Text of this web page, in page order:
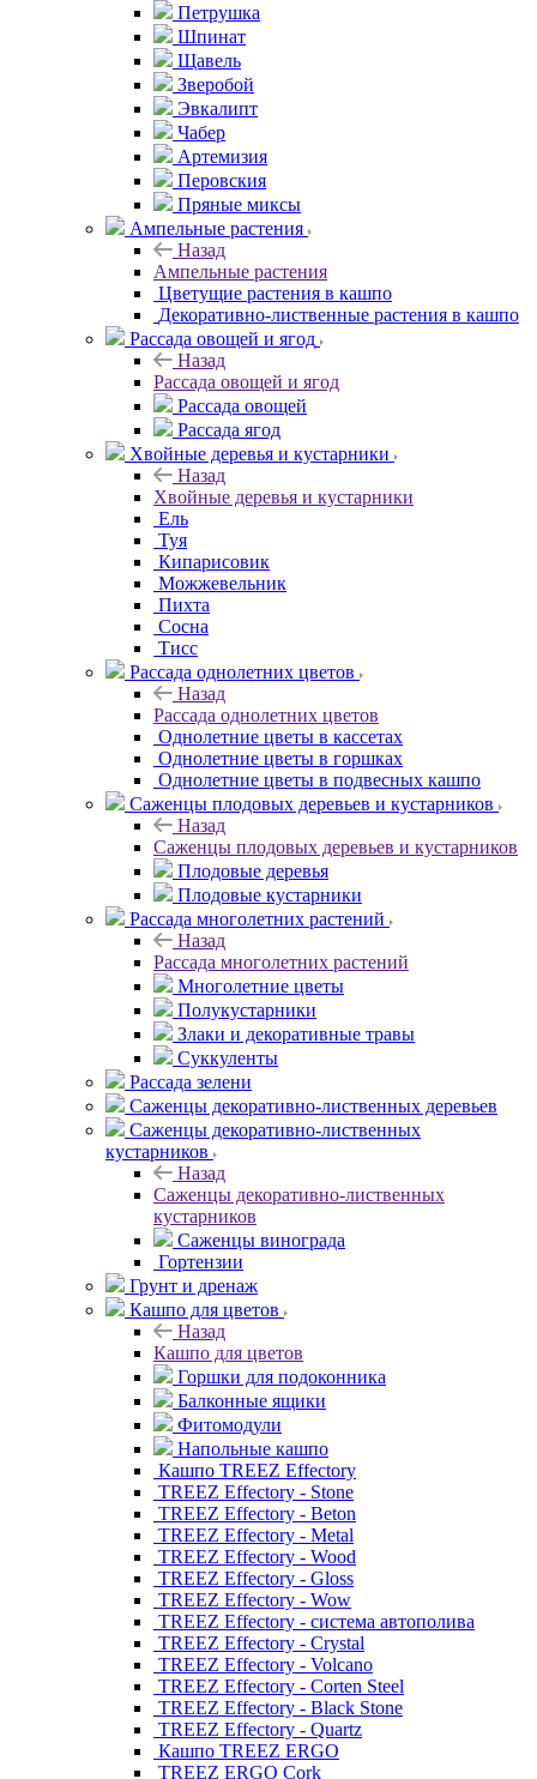
Петрушка
Шпинат
Щавель
Зверобой
Эвкалипт
Чабер
Артемизия
Перовския
Пряные миксы
Ампельные растения
Назад
Ампельные растения
Цветущие растения в кашпо
Декоративно-лиственные растения в кашпо
Рассада овощей и ягод
Назад
Рассада овощей и ягод
Рассада овощей
Рассада ягод
Хвойные деревья и кустарники
Назад
Хвойные деревья и кустарники
Ель
Туя
Кипарисовик
Можжевельник
Пихта
Сосна
Тисc
Рассада однолетних цветов
Назад
Рассада однолетних цветов
Однолетние цветы в кассетах
Однолетние цветы в горшках
Однолетние цветы в подвесных кашпо
Саженцы плодовых деревьев и кустарников
Назад
Саженцы плодовых деревьев и кустарников
Плодовые деревья
Плодовые кустарники
Рассада многолетних растений
Назад
Рассада многолетних растений
Многолетние цветы
Полукустарники
Злаки и декоративные травы
Суккуленты
Рассада зелени
Саженцы декоративно-лиственных деревьев
Саженцы декоративно-лиственных
кустарников
Назад
Саженцы декоративно-лиственных
кустарников
Саженцы винограда
Гортензии
Грунт и дренаж
Кашпо для цветов
Назад
Кашпо для цветов
Горшки для подоконника
Балконные ящики
Фитомодули
Напольные кашпо
Кашпо TREEZ Effectory
TREEZ Effectory - Stone
TREEZ Effectory - Beton
TREEZ Effectory - Metal
TREEZ Effectory - Wood
TREEZ Effectory - Gloss
TREEZ Effectory - Wow
TREEZ Effectory - система автополива
TREEZ Effectory - Crystal
TREEZ Effectory - Volcano
TREEZ Effectory - Corten Steel
TREEZ Effectory - Black Stone
TREEZ Effectory - Quartz
Кашпо TREEZ ERGO
TREEZ ERGO Cork